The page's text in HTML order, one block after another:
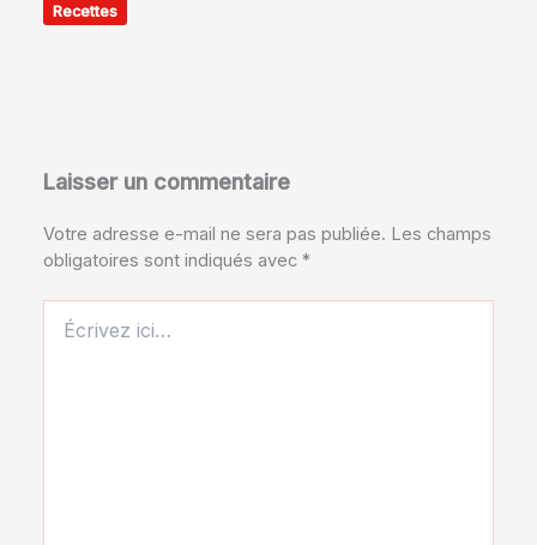
Recettes
Laisser un commentaire
Votre adresse e-mail ne sera pas publiée. Les champs
obligatoires sont indiqués avec*
ici…